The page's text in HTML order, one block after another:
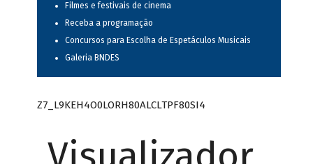
Filmes e festivais de cinema
Receba a programação
Concursos para Escolha de Espetáculos Musicais
Galeria BNDES
Z7_L9KEH4O0LORH80ALCLTPF80SI4